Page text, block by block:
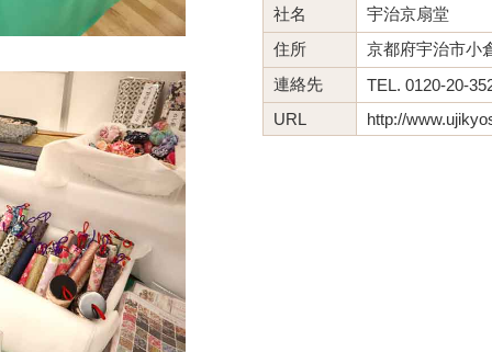
社名
宇治京扇堂
住所
京都府宇治市小
連絡先
TEL. 0120-20-
URL
http://